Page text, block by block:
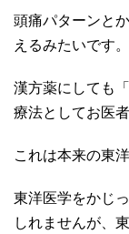
頭痛パターンと
えるみたいです。
漢方薬にしても
療法としてお医
これは本来の東
東洋医学をかじ
しれませんが、